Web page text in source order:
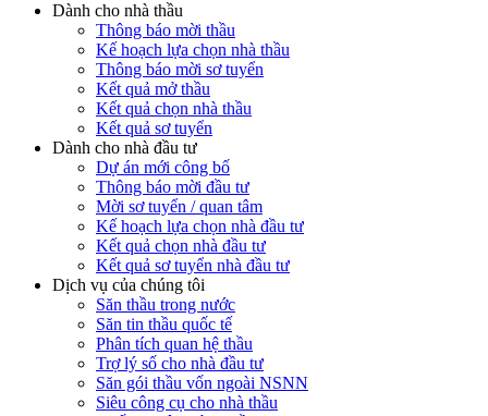
Dành cho nhà thầu
Thông báo mời thầu
Kế hoạch lựa chọn nhà thầu
Thông báo mời sơ tuyển
Kết quả mở thầu
Kết quả chọn nhà thầu
Kết quả sơ tuyển
Dành cho nhà đầu tư
Dự án mới công bố
Thông báo mời đầu tư
Mời sơ tuyển / quan tâm
Kế hoạch lựa chọn nhà đầu tư
Kết quả chọn nhà đầu tư
Kết quả sơ tuyển nhà đầu tư
Dịch vụ của chúng tôi
Săn thầu trong nước
Săn tin thầu quốc tế
Phân tích quan hệ thầu
Trợ lý số cho nhà đầu tư
Săn gói thầu vốn ngoài NSNN
Siêu công cụ cho nhà thầu